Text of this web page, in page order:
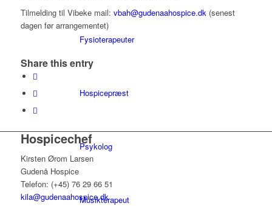
Fysioterapeuter
Hospicepræst
Psykolog
Musikterapeut
Tilmelding til Vibeke mail: vbah@gudenaahospice.dk(senest
dagen før arrangementet)
Share this entry
Hospicechef
Kirsten Ørom Larsen
Gudenå Hospice
Telefon: (+45) 76 29 66 51
kila@gudenaahospice.dk